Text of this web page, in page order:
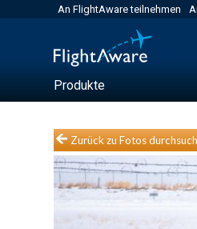
An FlightAware teilnehmen
Produkte
Zurück zu Fotos